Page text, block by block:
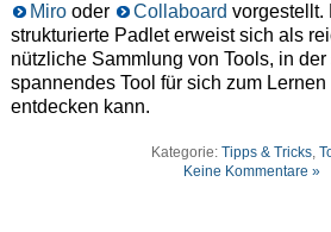
Mirooder Collaboard vorgestellt.
strukturierte Padlet erweist sich als
nützliche Sammlung von Tools, in
spannendes Tool für sich zum
entdecken kann.
Kategorie: Tipps & Tricks,
Keine Kommentare »